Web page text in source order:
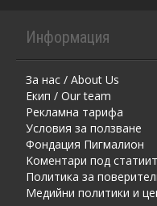
Информация
За нас / About Us
Екип / Our team
Рекламна тарифа
Условия за ползване
Фондация Пигмалион
Kоментaри под
Политика за
Медийни политики и